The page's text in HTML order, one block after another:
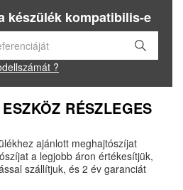
készülék kompatibilis-e
?
RÉSZLEGES
ajánlott meghajtószíjat
a legjobb áron értékesítjük,
szállítjuk, és 2 év garanciát